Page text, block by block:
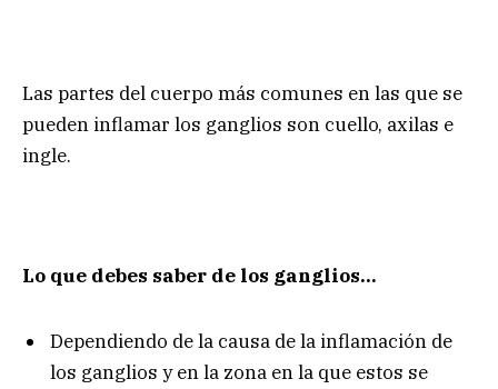
Las partes del cuerpo más comunes en las que se
pueden inflamar los ganglios son cuello, axilas e
ingle.
Lo que debes saber de los ganglios…
Dependiendo de la causa de la inflamación de
los ganglios y en la zona en la que estos se